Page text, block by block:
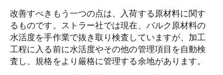
改善すべきもう一つの点は、入荷する原材料に関す
るものです。ストラー社では現在、バルク原材料の
水活度を手作業で抜き取り検査していますが、加工
工程に入る前に水活度やその他の管理項目を自動検
査し、規格をより厳格に管理する余地があります。